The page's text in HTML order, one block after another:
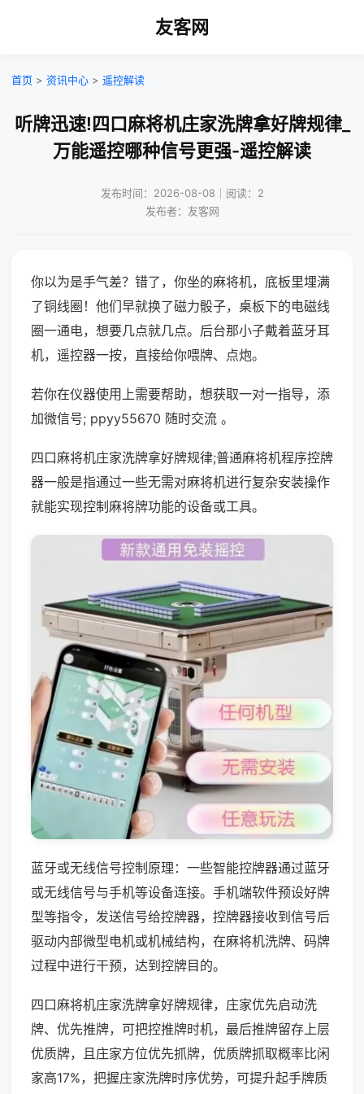
友客网
首页 > 资讯中心 > 遥控解读
听牌迅速!四口麻将机庄家洗牌拿好牌规律_
万能遥控哪种信号更强-遥控解读
发布时间：2026-08-08｜阅读：2
发布者：友客网
你以为是手气差？错了，你坐的麻将机，底板里埋满
了铜线圈！他们早就换了磁力骰子，桌板下的电磁线
圈一通电，想要几点就几点。后台那小子戴着蓝牙耳
机，遥控器一按，直接给你喂牌、点炮。
若你在仪器使用上需要帮助，想获取一对一指导，添
加微信号; ppyy55670 随时交流 。
四口麻将机庄家洗牌拿好牌规律;普通麻将机程序控牌
器一般是指通过一些无需对麻将机进行复杂安装操作
就能实现控制麻将牌功能的设备或工具。
蓝牙或无线信号控制原理：一些智能控牌器通过蓝牙
或无线信号与手机等设备连接。手机端软件预设好牌
型等指令，发送信号给控牌器，控牌器接收到信号后
驱动内部微型电机或机械结构，在麻将机洗牌、码牌
过程中进行干预，达到控牌目的。
四口麻将机庄家洗牌拿好牌规律，庄家优先启动洗
牌、优先推牌，可把控推牌时机，最后推牌留存上层
优质牌，且庄家方位优先抓牌，优质牌抓取概率比闲
家高17%，把握庄家洗牌时序优势，可提升起手牌质